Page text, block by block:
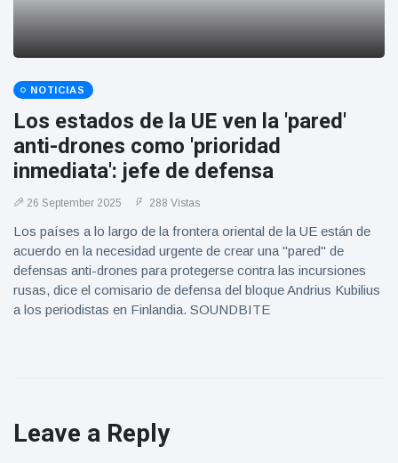
NOTICIAS
Los estados de la UE ven la 'pared'
anti-drones como 'prioridad
inmediata': jefe de defensa
26 September 2025 288 Vistas
Los países a lo largo de la frontera oriental de la UE están de
acuerdo en la necesidad urgente de crear una "pared" de
defensas anti-drones para protegerse contra las incursiones
rusas, dice el comisario de defensa del bloque Andrius Kubilius
a los periodistas en Finlandia. SOUNDBITE
Leave a Reply